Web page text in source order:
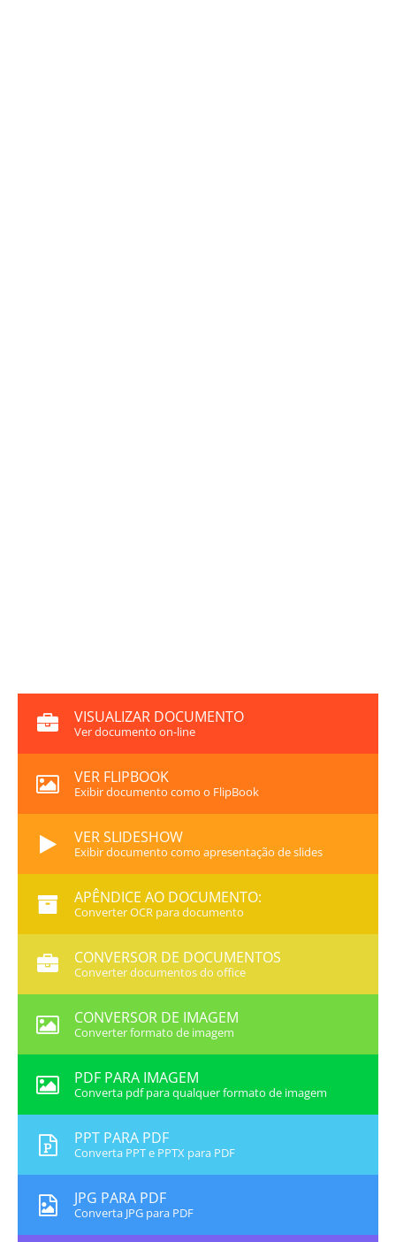
VISUALIZAR DOCUMENTO
Ver documento on-line
VER FLIPBOOK
Exibir documento como o FlipBook
VER SLIDESHOW
Exibir documento como apresentação de slides
APÊNDICE AO DOCUMENTO:
Converter OCR para documento
CONVERSOR DE DOCUMENTOS
Converter documentos do office
CONVERSOR DE IMAGEM
Converter formato de imagem
PDF PARA IMAGEM
Converta pdf para qualquer formato de imagem
PPT PARA PDF
Converta PPT e PPTX para PDF
JPG PARA PDF
Converta JPG para PDF